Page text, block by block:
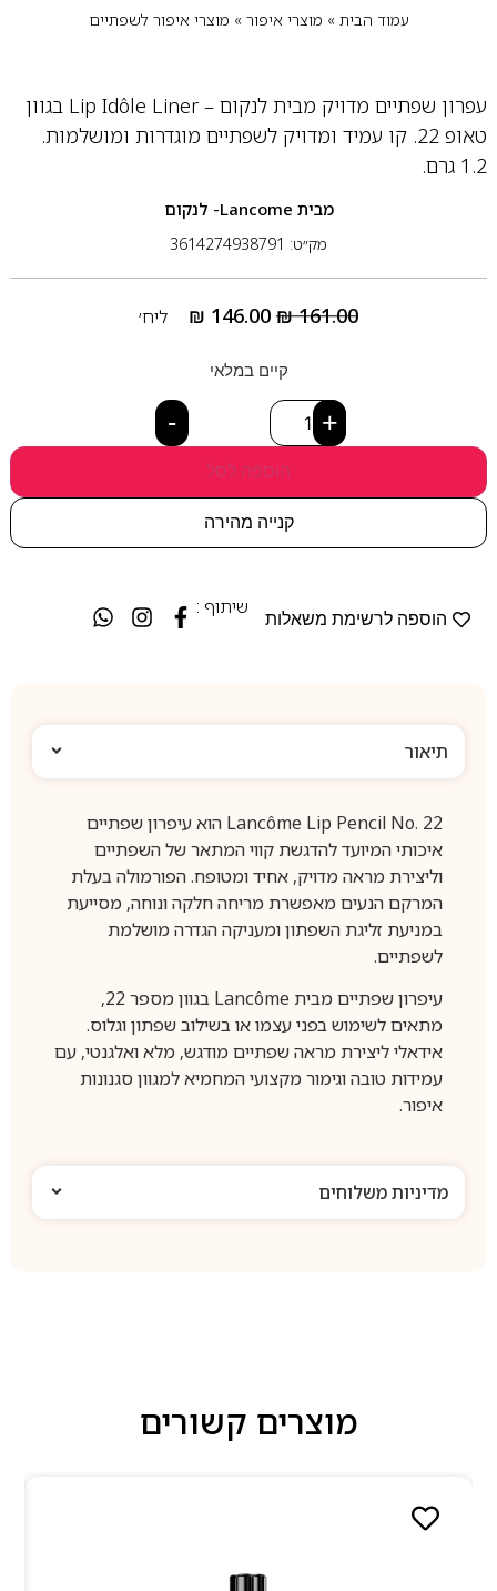
עמוד הבית» מוצרי איפור» מוצרי איפור לשפתיים
עפרון שפתיים מדויק מבית לנקום – Lip Idôle Liner בגוון
טאופ 22. קו עמיד ומדויק לשפתיים מוגדרות ומושלמות.
1.2 גרם.
מבית Lancome- לנקום
מק״ט: 3614274938791
₪161.00
₪ 146.00 ליח׳
קיים במלאי
- +
הוספה לסל
קנייה מהירה
הוספה לרשימת משאלות
שיתוף :
תיאור
Lancôme Lip Pencil No. 22 הוא עיפרון שפתיים
איכותי המיועד להדגשת קווי המתאר של השפתיים
וליצירת מראה מדויק, אחיד ומטופח. הפורמולה בעלת
המרקם הנעים מאפשרת מריחה חלקה ונוחה, מסייעת
במניעת זליגת השפתון ומעניקה הגדרה מושלמת
לשפתיים.
עיפרון שפתיים מבית Lancôme בגוון מספר 22,
מתאים לשימוש בפני עצמו או בשילוב שפתון וגלוס.
אידאלי ליצירת מראה שפתיים מודגש, מלא ואלגנטי, עם
עמידות טובה וגימור מקצועי המחמיא למגוון סגנונות
איפור.
מדיניות משלוחים
מוצרים קשורים